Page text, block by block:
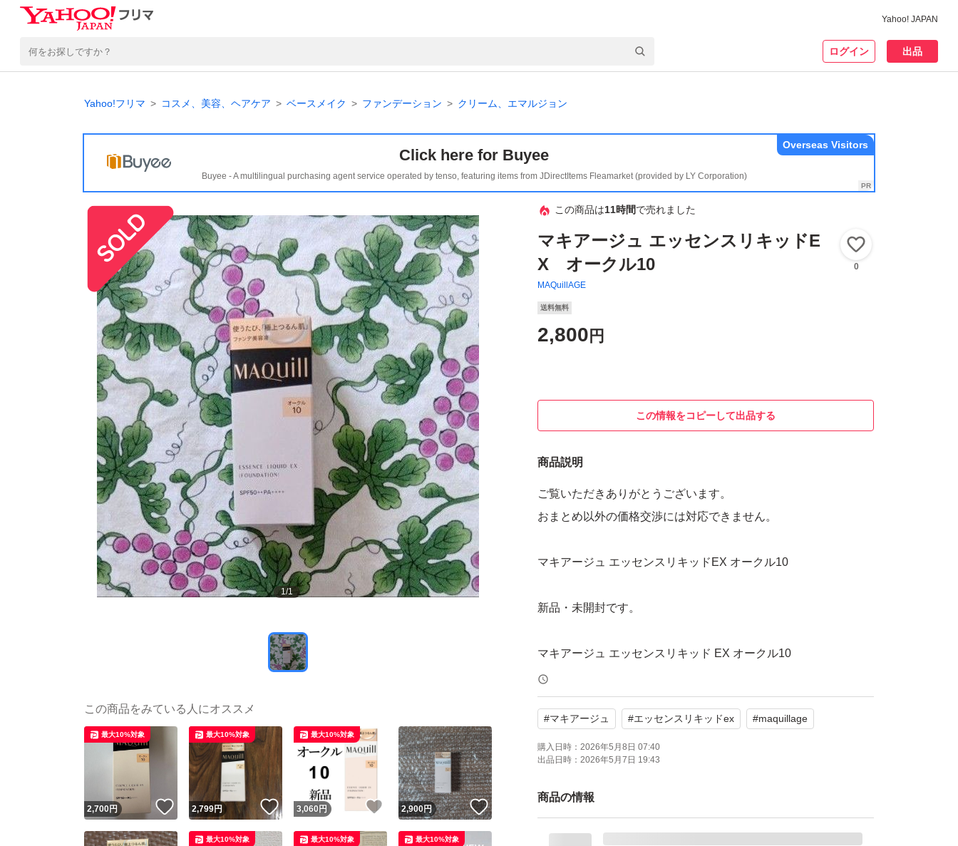
Yahoo! JAPAN
ログイン 出品
Yahoo!フリマ コスメ、美容、ヘアケア ベースメイク ファンデーション クリーム、エマルジョン
Click here for Buyee
Buyee - A multilingual purchasing agent service operated by tenso, featuring items from JDirectItems Fleamarket (provided by LY Corporation)
Overseas Visitors
1/1
この商品は11時間で売れました
マキアージュ エッセンスリキッドE
X オークル10
MAQuillAGE
0
送料無料
2,800 円
この情報をコピーして出品する
商品説明
ご覧いただきありがとうございます。
おまとめ以外の価格交渉には対応できません。
マキアージュ エッセンスリキッドEX オークル10
新品・未開封です。
マキアージュ エッセンスリキッド EX オークル10
ブランド：MAQuillAGE
本体/詰め替え：本体
ベースメイクお悩み：テカリ、皮脂
ベースメイク特徴：カバー力 肌の透明感、薄づき UVカット
仕上がり：ツヤ肌
PA：PA++++
#マキアージュ #エッセンスリキッドex #maquillage
購入日時： 2026年5月8日 07:40
出品日時： 2026年5月7日 19:43
商品の情報
この商品をみている人にオススメ
2,700円 いいね！
最大10%対象
2,799円 いいね！
最大10%対象
3,060 円 いいね！
最大10%対象
2,900円 いいね！
最大10%対象 最大10%対象 最大10%対象